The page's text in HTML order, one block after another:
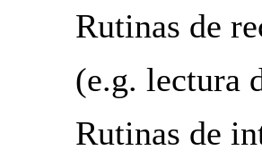
Rutinas de
(e.g. lectura
Rutinas de